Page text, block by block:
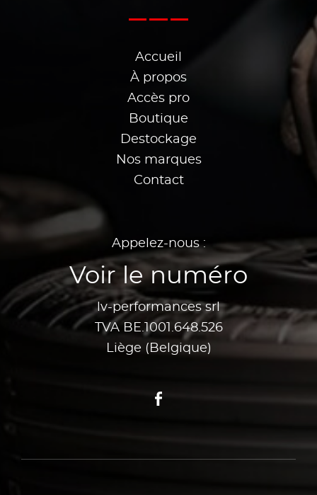
Accueil
À propos
Accès pro
Boutique
Destockage
Nos marques
Contact
Appelez-nous :
Voir le numéro
lv-performances srl
TVA BE.1001.648.526
Liège (Belgique)